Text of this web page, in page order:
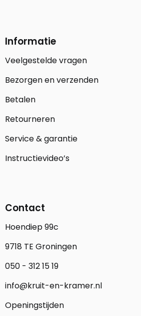
Informatie
Veelgestelde vragen
Bezorgen en verzenden
Betalen
Retourneren
Service & garantie
Instructievideo’s
Contact
Hoendiep 99c
9718 TE Groningen
050 - 312 15 19
info@kruit-en-kramer.nl
Openingstijden